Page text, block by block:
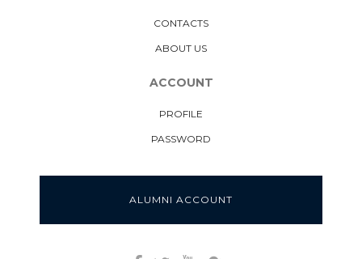
CONTACTS
ABOUT US
ACCOUNT
PROFILE
PASSWORD
ALUMNI ACCOUNT